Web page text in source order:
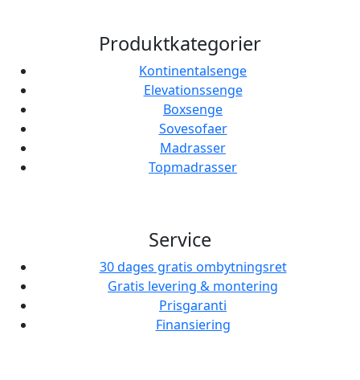
Produktkategorier
Kontinentalsenge
Elevationssenge
Boxsenge
Sovesofaer
Madrasser
Topmadrasser
Service
30 dages gratis ombytningsret
Gratis levering & montering
Prisgaranti
Finansiering